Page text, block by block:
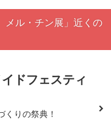
メル・チン展」近くの
ドフェスティ
くりの祭典！